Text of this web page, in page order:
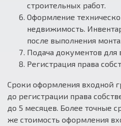
строительных работ.
Оформление
недвижимость.
после выполнения
Подача документов для
Регистрация права
Сроки оформления входной
до регистрации права
до 5 месяцев. Более точные
же стоимость оформления